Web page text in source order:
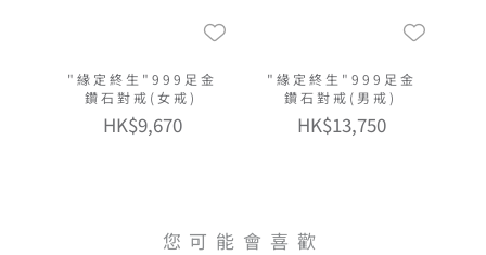
"緣定終生"999足金
鑽石對戒(女戒)
HK$9,670
"緣定終生"999足金
鑽石對戒(男戒)
HK$13,750
您可能會喜歡